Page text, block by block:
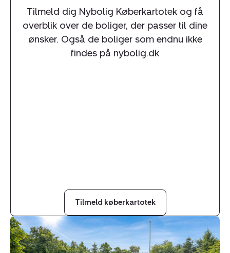
Tilmeld dig Nybolig Køberkartotek og få
overblik over de boliger, der passer til dine
ønsker. Også de boliger som endnu ikke
findes på nybolig.dk
Tilmeld køberkartotek
Villa:
Vibækvej
11,